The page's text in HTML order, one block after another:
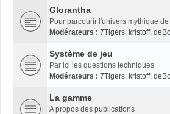
Glorantha
Pour parcourir l'univers mythique
Modérateurs : 7Tigers, kristoff,
Système de jeu
Par ici les questions techniques
Modérateurs : 7Tigers, kristoff,
La gamme
A propos des publications